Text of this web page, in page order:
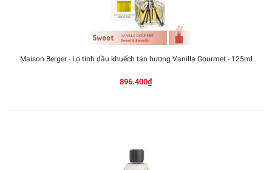
Maison Berger - Lọ tinh dầu khuếch tán hương Vanilla Gourmet - 125ml
896.400₫